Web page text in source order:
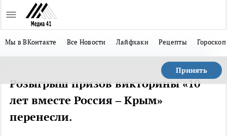
Мы в ВКонтакте Все Новости Лайфхаки Рецепты Гороскоп
Принять
Розыгрыш призов викторины «10
лет вместе Россия – Крым»
перенесли.